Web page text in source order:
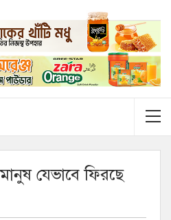
যেভাবে ফিরছে